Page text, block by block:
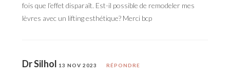
fois que l’effet disparaît. Est-il possible de remodeler mes
lèvres avec un lifting esthétique? Merci bcp
Dr Silhol 13 NOV 2023 RÉPONDRE